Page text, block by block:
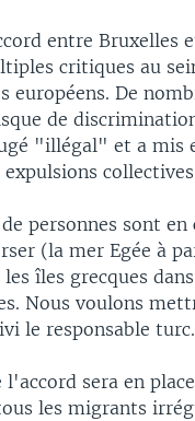
entre Bruxelles
critiques au
européens. De
de
"illégal" et a mis
expulsions
personnes sont en
(la mer Egée à
îles grecques
Nous voulons
le responsable turc.
sera en
les migrants